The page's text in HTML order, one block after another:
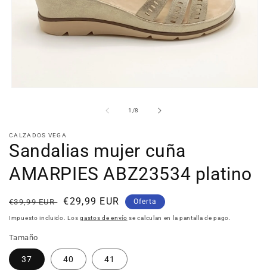
una
ventana
modal
1 /de
8
CALZADOS VEGA
Sandalias mujer cuña
AMARPIES ABZ23534 platino
Precio
habitual
€39,99 EUR
Precio
de
€29,99 EUR Oferta
Impuesto incluido. Losgastos de envío se calculan en la pantalla de pago.
Tamaño
37 40 41